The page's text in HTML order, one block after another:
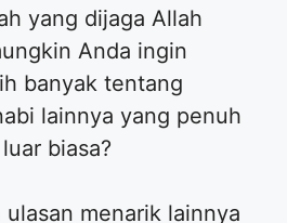
yang dijaga Allah
Anda ingin
banyak tentang
lainnya yang penuh
biasa?
menarik lainnya